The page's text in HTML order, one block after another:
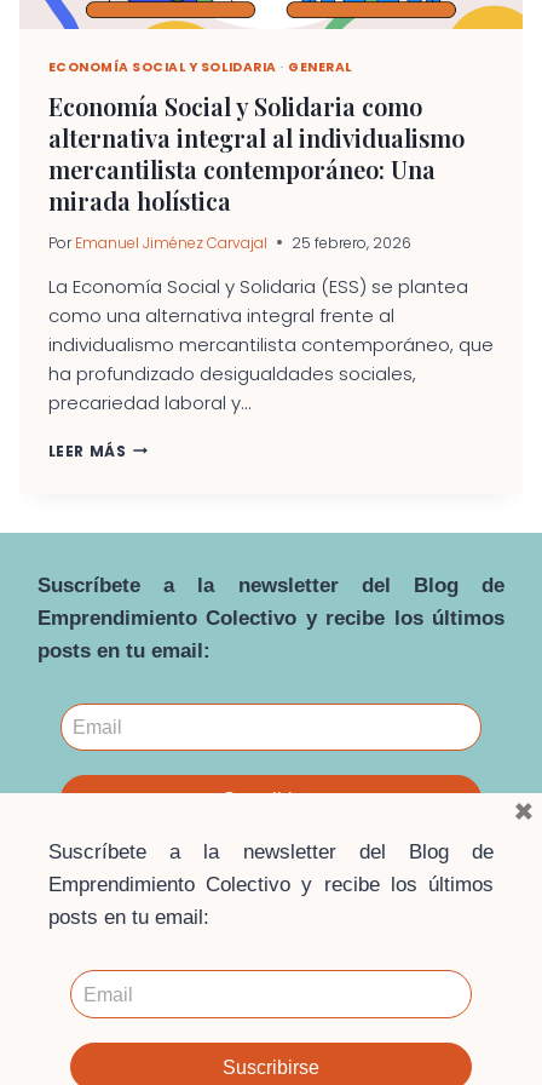
ECONOMÍA SOCIAL Y SOLIDARIA · GENERAL
Economía Social y Solidaria como
alternativa integral al individualismo
mercantilista contemporáneo: Una
mirada holística
Por Emanuel Jiménez Carvajal 25 febrero, 2026
La Economía Social y Solidaria (ESS) se plantea
como una alternativa integral frente al
individualismo mercantilista contemporáneo, que
ha profundizado desigualdades sociales,
precariedad laboral y...
LEER MÁS ECONOMÍA
COMO
INTEGRAL
AL INDIVIDUALISMO
MERCANTILISTA
CONTEMPORÁNEO: UNA
HOLÍSTICA
Suscríbete a la newsletter del Blog de
Emprendimiento Colectivo y recibe los últimos
posts en tu email:
© 2026 · Blog Emprendimiento Colectivo ·
Escuela de
Contacto
Aviso Legal·Política de privacidad Política
Suscríbete a la newsletter del Blog de
Emprendimiento Colectivo y recibe los últimos
posts en tu email:
×